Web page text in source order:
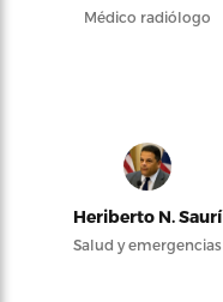
Médico radiólogo
Heriberto N. Saurí
Salud y emergencias